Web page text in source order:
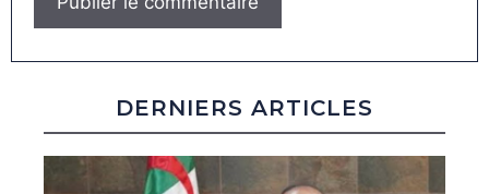
DERNIERS ARTICLES